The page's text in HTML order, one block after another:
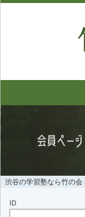
渋谷の学習塾なら竹の会
ID